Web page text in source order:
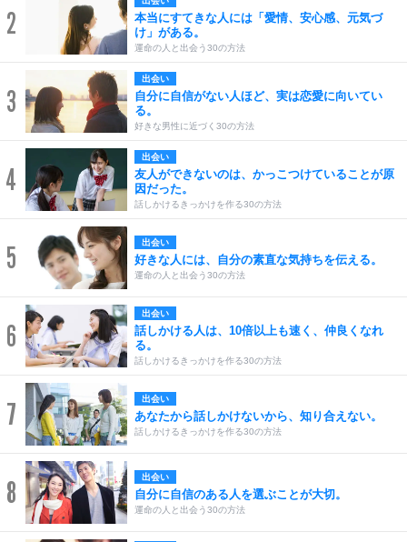
2
本当にすてきな人には「愛情、安心感、元気づ
け」がある。
運命の人と出会う30の方法
3
出会い
自分に自信がない人ほど、実は恋愛に向いてい
る。
好きな男性に近づく30の方法
4
出会い
友人ができないのは、かっこつけていることが原
因だった。
話しかけるきっかけを作る30の方法
5 出会い
好きな人には、自分の素直な気持ちを伝える。
運命の人と出会う30の方法
6
出会い
話しかける人は、10倍以上も速く、仲良くなれ
る。
話しかけるきっかけを作る30の方法
7 出会い
あなたから話しかけないから、知り合えない。
話しかけるきっかけを作る30の方法
8 出会い
自分に自信のある人を選ぶことが大切。
運命の人と出会う30の方法